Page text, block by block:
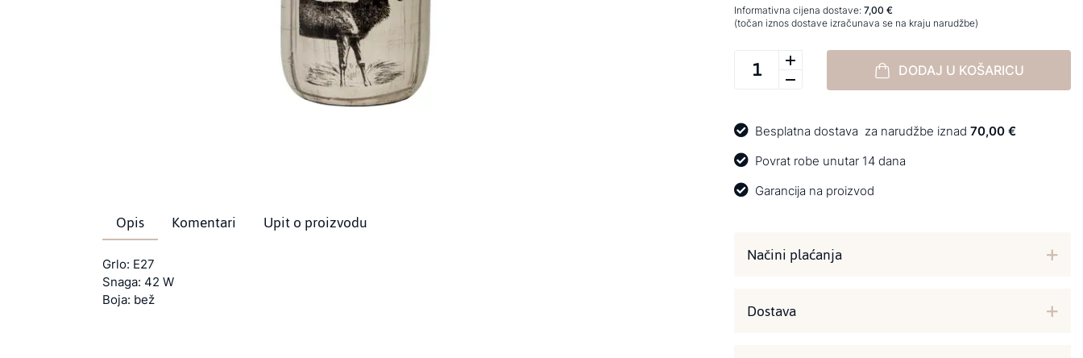
Opis Komentari Upit o proizvodu
Grlo: E27
Snaga: 42 W
Boja: bež
Informativna cijena dostave: 7,00 €
(točan iznos dostave izračunava se na kraju narudžbe)
DODAJ U KOŠARICU
Besplatna dostava za narudžbe iznad 70,00 €
Povrat robe unutar 14 dana
Garancija na proizvod
Načini plaćanja
Dostava